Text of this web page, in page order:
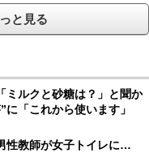
と見る
ミルクと砂糖は？」と聞か
「これから使います」
性教師が女子トイレに…